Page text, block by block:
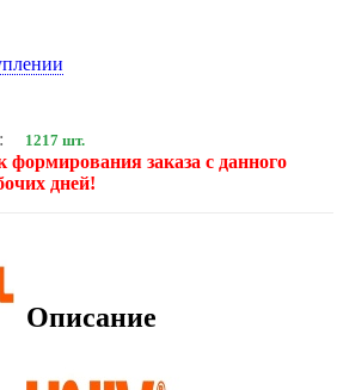
1217 шт.
заказа с данного
дней!
Описание